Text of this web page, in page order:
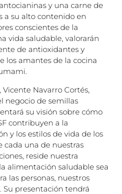
y una carne de
a su alto contenido en
conscientes de la
vida saludable, valorarán
de antioxidantes y
los amantes de la cocina
Navarro Cortés,
negocio de semillas
su visión sobre cómo
contribuyen a la
y los estilos de vida de los
cada una de nuestras
reside nuestra
alimentación saludable sea
las personas, nuestros
Su presentación tendrá